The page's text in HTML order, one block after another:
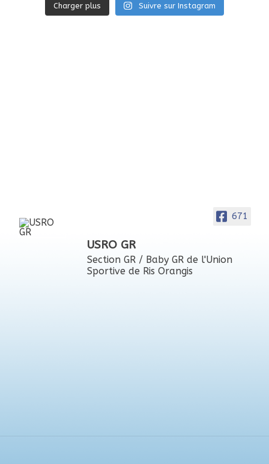
Charger plus Suivre sur Instagram
671
USRO GR
Section GR / Baby GR de l'Union
Sportive de Ris Orangis